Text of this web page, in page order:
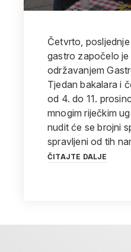
Četvrto,
gastro započelo je
održavanjem
Tjedan bakalara i
od 4. do 11.
mnogim riječkim
nudit će se brojni
spravljeni od tih
ČITAJTE DALJE